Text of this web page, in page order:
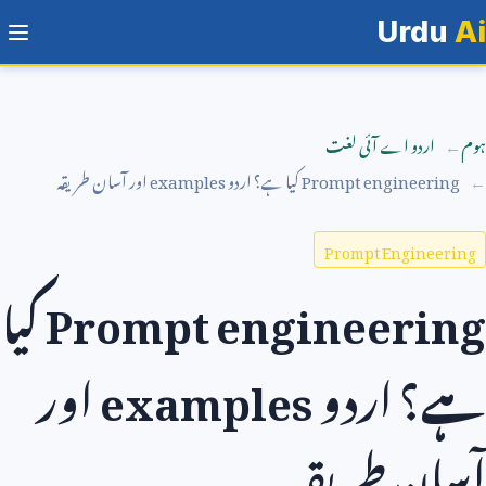
Urdu Ai
ہوم
اردو اے آئی لغت
Prompt engineeringکیا ہے؟ اردوexamplesاور آسان طریقہ
Prompt Engineering
Prompt engineeringکیا
ہے؟ اردوexamplesاور